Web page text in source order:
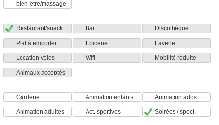
bien-être/massage
Restaurant/snack Bar Discothèque
Plat à emporter Epicerie Laverie
Location vélos Wifi Mobilité réduite
Animaux acceptés
Garderie Animation enfants Animation ados
Animation adultes Act. sportives Soirées / spect.